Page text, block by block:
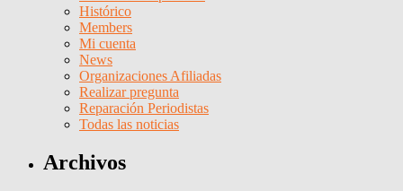
Histórico
Members
Mi cuenta
News
Organizaciones Afiliadas
Realizar pregunta
Reparación Periodistas
Todas las noticias
Archivos